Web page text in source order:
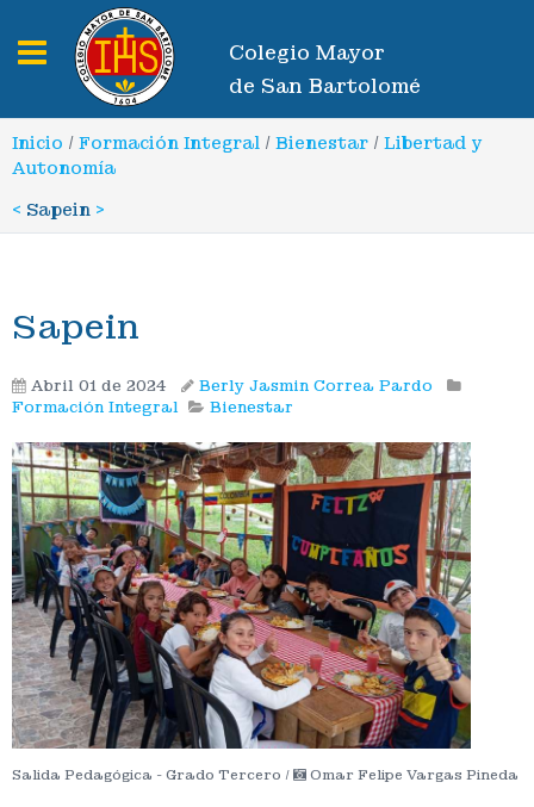
Toggle navigation
Colegio Mayor
de San Bartolomé
Inicio / Formación Integral / Bienestar / Libertad y
Autonomía
< Sapein >
Sapein
Abril 01 de 2024
Berly Jasmin Correa Pardo
Formación Integral
Bienestar
Salida Pedagógica - Grado Tercero / Omar Felipe Vargas Pineda